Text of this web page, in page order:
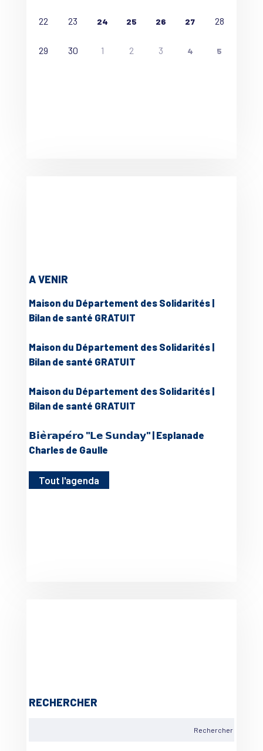
22 23 24 25 26 27 28
29 30 1 2 3 4 5
A VENIR
Maison du Département des Solidarités |
Bilan de santé GRATUIT
Maison du Département des Solidarités |
Bilan de santé GRATUIT
Maison du Département des Solidarités |
Bilan de santé GRATUIT
𝗕𝗶𝗲̀𝗿𝗮𝗽𝗲́𝗿𝗼 "𝗟𝗲 𝗦𝘂𝗻𝗱𝗮𝘆" | Esplanade
Charles de Gaulle
Tout l'agenda
RECHERCHER